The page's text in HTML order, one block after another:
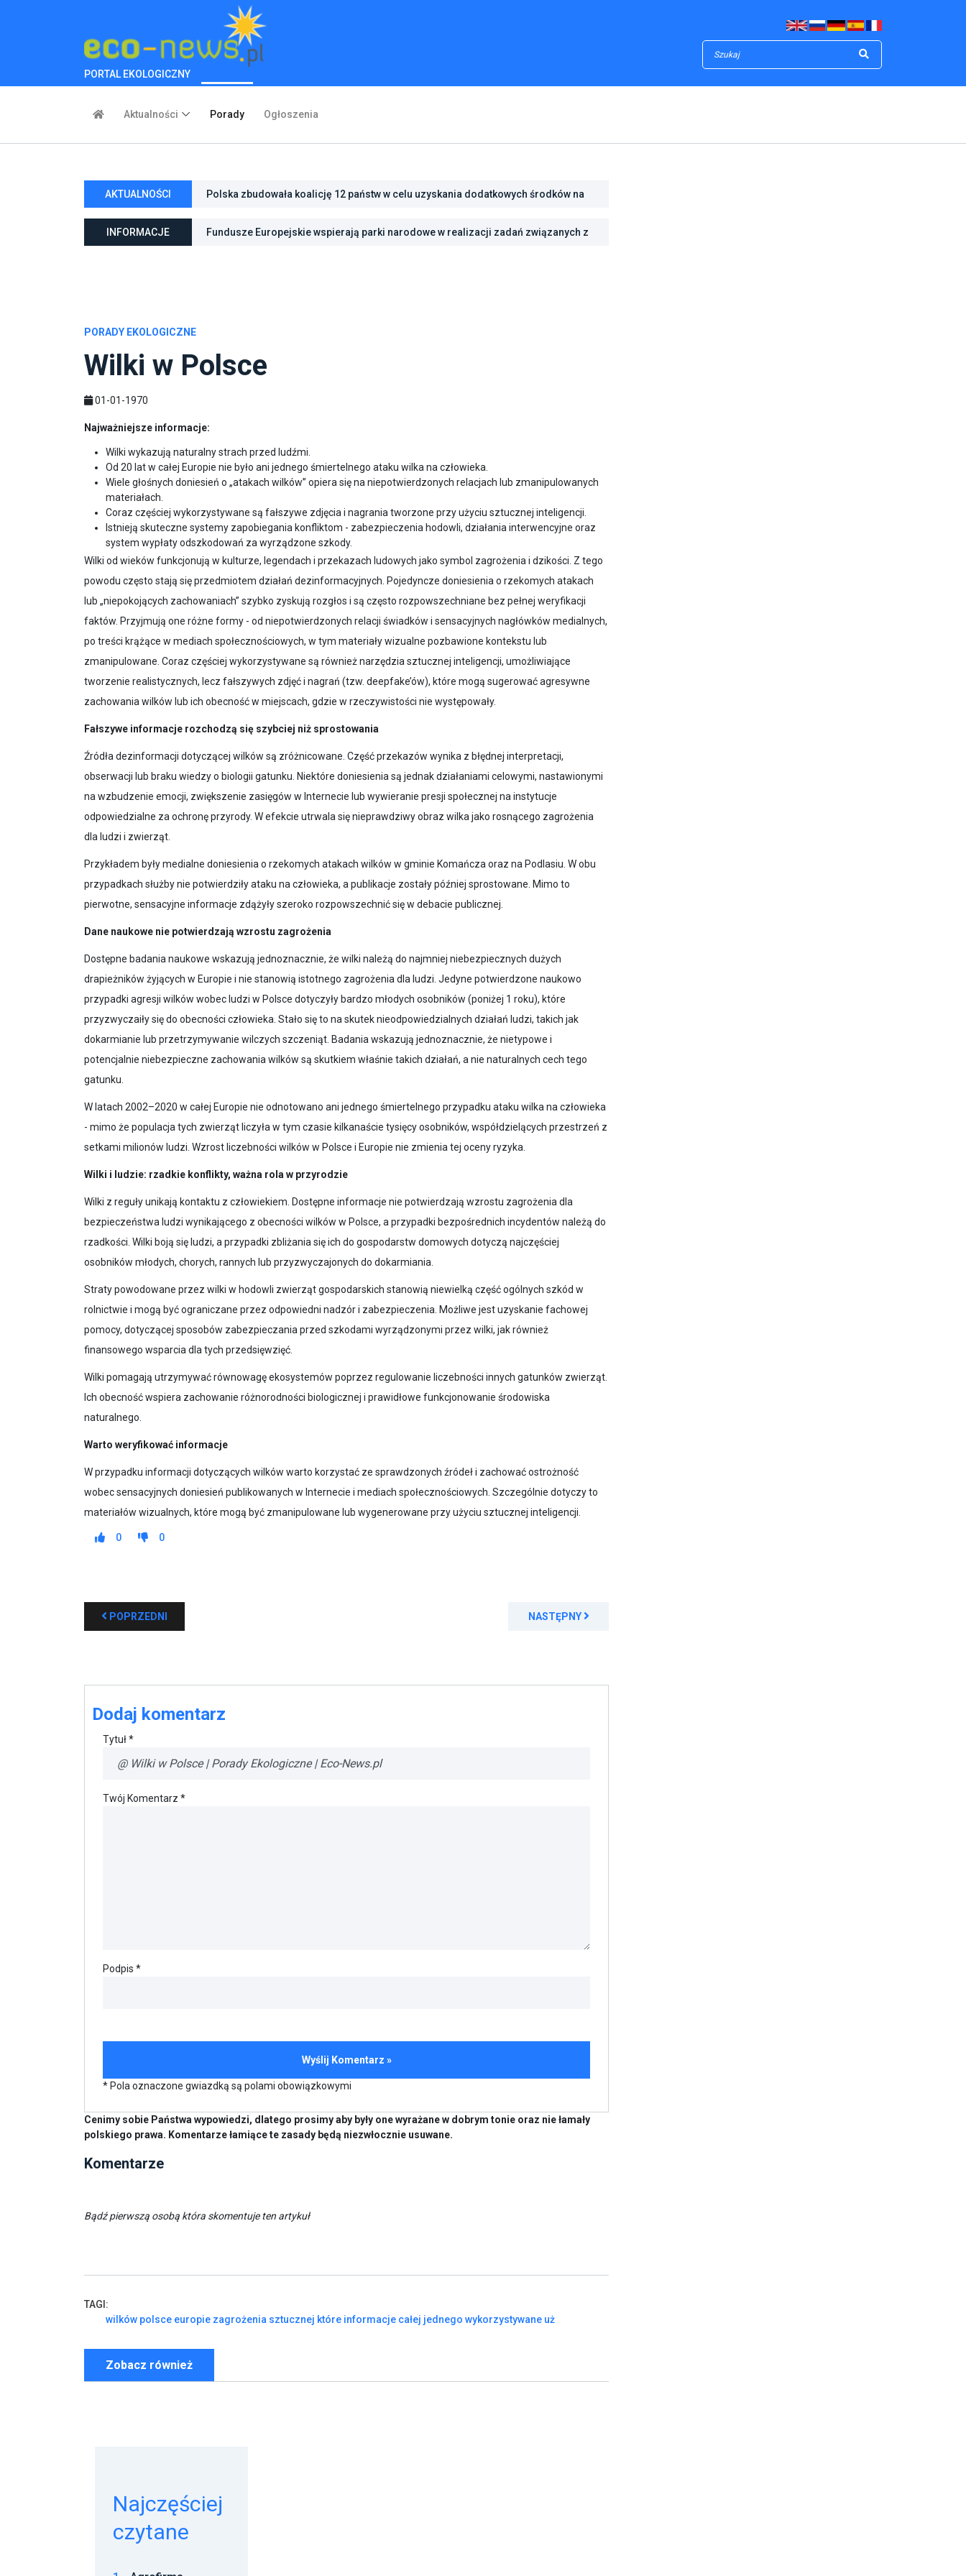
PORTAL EKOLOGICZNY
Aktualności Porady Ogłoszenia
AKTUALNOŚCI Polska zbudowała koalicję 12 państw w celu uzyskania dodatkowych środków na
INFORMACJE
Fundusze Europejskie wspierają parki narodowe w realizacji zadań związanych z
PORADY EKOLOGICZNE
Wilki w Polsce
01-01-1970
Najważniejsze informacje:
Wilki wykazują naturalny strach przed ludźmi.
Od 20 lat w całej Europie nie było ani jednego śmiertelnego ataku wilka na człowieka.
Wiele głośnych doniesień o „atakach wilków” opiera się na niepotwierdzonych relacjach lub zmanipulowanych
materiałach.
Coraz częściej wykorzystywane są fałszywe zdjęcia i nagrania tworzone przy użyciu sztucznej inteligencji.
Istnieją skuteczne systemy zapobiegania konfliktom - zabezpieczenia hodowli, działania interwencyjne oraz
system wypłaty odszkodowań za wyrządzone szkody.
Wilki od wieków funkcjonują w kulturze, legendach i przekazach ludowych jako symbol zagrożenia i dzikości. Z tego
powodu często stają się przedmiotem działań dezinformacyjnych. Pojedyncze doniesienia o rzekomych atakach
lub „niepokojących zachowaniach” szybko zyskują rozgłos i są często rozpowszechniane bez pełnej weryfikacji
faktów. Przyjmują one różne formy - od niepotwierdzonych relacji świadków i sensacyjnych nagłówków medialnych,
po treści krążące w mediach społecznościowych, w tym materiały wizualne pozbawione kontekstu lub
zmanipulowane. Coraz częściej wykorzystywane są również narzędzia sztucznej inteligencji, umożliwiające
tworzenie realistycznych, lecz fałszywych zdjęć i nagrań (tzw. deepfake’ów), które mogą sugerować agresywne
zachowania wilków lub ich obecność w miejscach, gdzie w rzeczywistości nie występowały.
Fałszywe informacje rozchodzą się szybciej niż sprostowania
Źródła dezinformacji dotyczącej wilków są zróżnicowane. Część przekazów wynika z błędnej interpretacji,
obserwacji lub braku wiedzy o biologii gatunku. Niektóre doniesienia są jednak działaniami celowymi, nastawionymi
na wzbudzenie emocji, zwiększenie zasięgów w Internecie lub wywieranie presji społecznej na instytucje
odpowiedzialne za ochronę przyrody. W efekcie utrwala się nieprawdziwy obraz wilka jako rosnącego zagrożenia
dla ludzi i zwierząt.
Przykładem były medialne doniesienia o rzekomych atakach wilków w gminie Komańcza oraz na Podlasiu. W obu
przypadkach służby nie potwierdziły ataku na człowieka, a publikacje zostały później sprostowane. Mimo to
pierwotne, sensacyjne informacje zdążyły szeroko rozpowszechnić się w debacie publicznej.
Dane naukowe nie potwierdzają wzrostu zagrożenia
Dostępne badania naukowe wskazują jednoznacznie, że wilki należą do najmniej niebezpiecznych dużych
drapieżników żyjących w Europie i nie stanowią istotnego zagrożenia dla ludzi. Jedyne potwierdzone naukowo
przypadki agresji wilków wobec ludzi w Polsce dotyczyły bardzo młodych osobników (poniżej 1 roku), które
przyzwyczaiły się do obecności człowieka. Stało się to na skutek nieodpowiedzialnych działań ludzi, takich jak
dokarmianie lub przetrzymywanie wilczych szczeniąt. Badania wskazują jednoznacznie, że nietypowe i
potencjalnie niebezpieczne zachowania wilków są skutkiem właśnie takich działań, a nie naturalnych cech tego
gatunku.
W latach 2002–2020 w całej Europie nie odnotowano ani jednego śmiertelnego przypadku ataku wilka na człowieka
- mimo że populacja tych zwierząt liczyła w tym czasie kilkanaście tysięcy osobników, współdzielących przestrzeń z
setkami milionów ludzi. Wzrost liczebności wilków w Polsce i Europie nie zmienia tej oceny ryzyka.
Wilki i ludzie: rzadkie konflikty, ważna rola w przyrodzie
Wilki z reguły unikają kontaktu z człowiekiem. Dostępne informacje nie potwierdzają wzrostu zagrożenia dla
bezpieczeństwa ludzi wynikającego z obecności wilków w Polsce, a przypadki bezpośrednich incydentów należą do
rzadkości. Wilki boją się ludzi, a przypadki zbliżania się ich do gospodarstw domowych dotyczą najczęściej
osobników młodych, chorych, rannych lub przyzwyczajonych do dokarmiania.
Straty powodowane przez wilki w hodowli zwierząt gospodarskich stanowią niewielką część ogólnych szkód w
rolnictwie i mogą być ograniczane przez odpowiedni nadzór i zabezpieczenia. Możliwe jest uzyskanie fachowej
pomocy, dotyczącej sposobów zabezpieczania przed szkodami wyrządzonymi przez wilki, jak również
finansowego wsparcia dla tych przedsięwzięć.
Wilki pomagają utrzymywać równowagę ekosystemów poprzez regulowanie liczebności innych gatunków zwierząt.
Ich obecność wspiera zachowanie różnorodności biologicznej i prawidłowe funkcjonowanie środowiska
naturalnego.
Warto weryfikować informacje
W przypadku informacji dotyczących wilków warto korzystać ze sprawdzonych źródeł i zachować ostrożność
wobec sensacyjnych doniesień publikowanych w Internecie i mediach społecznościowych. Szczególnie dotyczy to
materiałów wizualnych, które mogą być zmanipulowane lub wygenerowane przy użyciu sztucznej inteligencji.
0 0
POPRZEDNI NASTĘPNY
Dodaj komentarz
Tytuł *
Twój Komentarz *
Podpis *
* Pola oznaczone gwiazdką są polami obowiązkowymi
Cenimy sobie Państwa wypowiedzi, dlatego prosimy aby były one wyrażane w dobrym tonie oraz nie łamały
polskiego prawa. Komentarze łamiące te zasady będą niezwłocznie usuwane.
Komentarze
Bądź pierwszą osobą która skomentuje ten artykuł
TAGI:
wilków polsce europie zagrożenia sztucznej które informacje całej jednego wykorzystywane uż
Zobacz również
Najczęściej
czytane